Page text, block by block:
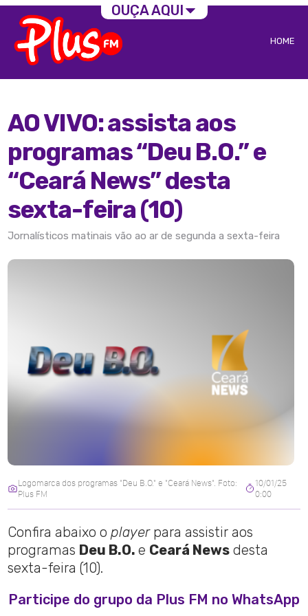
HOME
AO VIVO: assista aos
programas “Deu B.O.” e
“Ceará News” desta
sexta-feira (10)
Jornalísticos matinais vão ao ar de segunda a sexta-feira
Logomarca dos programas "Deu B.O." e "Ceará News". Foto:
Plus FM
10/01/25
0:00
Confira abaixo oplayerpara assistir aos
programas Deu B.O.e Ceará News desta
sexta-feira (10).
Participe do grupo da Plus FM no WhatsApp
OUÇA AQUI